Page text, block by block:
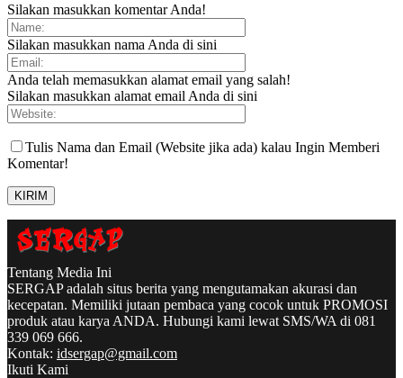
Silakan masukkan komentar Anda!
Silakan masukkan nama Anda di sini
Anda telah memasukkan alamat email yang salah!
Silakan masukkan alamat email Anda di sini
Tulis Nama dan Email (Website jika ada) kalau Ingin Memberi
Komentar!
Tentang Media Ini
SERGAP adalah situs berita yang mengutamakan akurasi dan
kecepatan. Memiliki jutaan pembaca yang cocok untuk PROMOSI
produk atau karya ANDA. Hubungi kami lewat SMS/WA di 081
339 069 666.
Kontak: idsergap@gmail.com
Ikuti Kami